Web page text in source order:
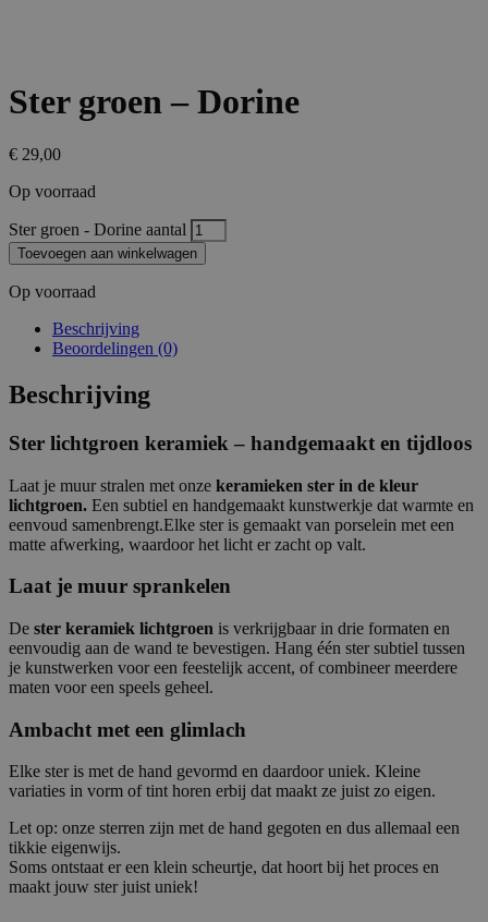
Ster groen – Dorine
€ 29,00
Op voorraad
Ster groen - Dorine aantal
Toevoegen aan winkelwagen
Op voorraad
Beschrijving
Beoordelingen (0)
Beschrijving
Ster lichtgroen keramiek – handgemaakt en tijdloos
Laat je muur stralen met onze keramieken ster in de kleur
lichtgroen. Een subtiel en handgemaakt kunstwerkje dat warmte en
eenvoud samenbrengt.Elke ster is gemaakt van porselein met een
matte afwerking, waardoor het licht er zacht op valt.
Laat je muur sprankelen
De ster keramiek lichtgroen is verkrijgbaar in drie formaten en
eenvoudig aan de wand te bevestigen. Hang één ster subtiel tussen
je kunstwerken voor een feestelijk accent, of combineer meerdere
maten voor een speels geheel.
Ambacht met een glimlach
Elke ster is met de hand gevormd en daardoor uniek. Kleine
variaties in vorm of tint horen erbij dat maakt ze juist zo eigen.
Let op: onze sterren zijn met de hand gegoten en dus allemaal een
tikkie eigenwijs.
Soms ontstaat er een klein scheurtje, dat hoort bij het proces en
maakt jouw ster juist uniek!